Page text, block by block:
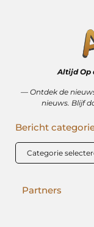
Altijd Op
–– Ontdek de
nieuws. Blijf
Bericht
Partners